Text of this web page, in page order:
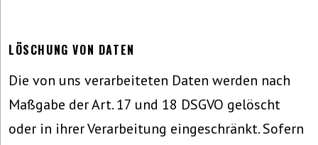
LÖSCHUNG VON DATEN
Die von uns verarbeiteten Daten werden nach
Maßgabe der Art. 17 und 18 DSGVO gelöscht
oder in ihrer Verarbeitung eingeschränkt. Sofern